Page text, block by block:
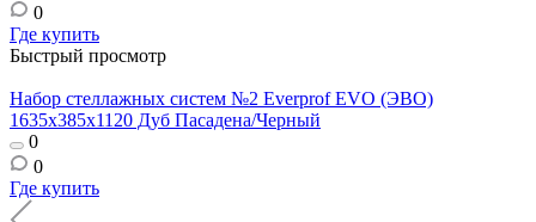
0
Где купить
Быстрый просмотр
Набор стеллажных систем №2 Everprof EVO (ЭВО)
1635x385x1120 Дуб Пасадена/Черный
0
0
Где купить